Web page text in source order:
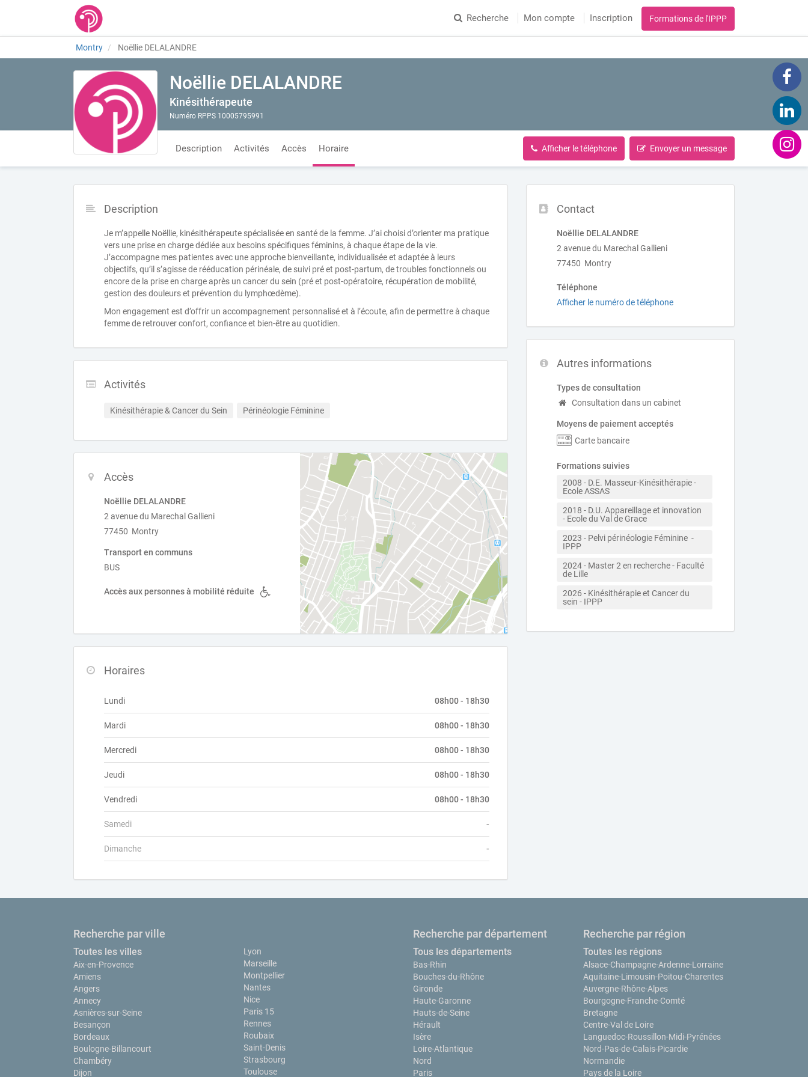
Recherche Mon compte Inscription Formations de l'IPPP
Montry Noëllie DELALANDRE
Noëllie DELALANDRE
Kinésithérapeute
Numéro RPPS 10005795991
Description Activités Accès Horaire Afficher le téléphone Envoyer un message
Contact
Noëllie DELALANDRE
2 avenue du Marechal Gallieni
77450 Montry
Téléphone
Afficher le numéro de téléphone
Autres informations
Types de consultation
Consultation dans un cabinet
Moyens de paiement acceptés
Carte bancaire
Formations suivies
2008 - D.E. Masseur-Kinésithérapie -
Ecole ASSAS
2018 - D.U. Appareillage et innovation
- Ecole du Val de Grace
2023 - Pelvi périnéologie Féminine  -
IPPP
2024 - Master 2 en recherche - Faculté
de Lille
2026 - Kinésithérapie et Cancer du
sein - IPPP
Description
Je m’appelle Noëllie, kinésithérapeute spécialisée en santé de la femme. J’ai choisi d’orienter ma pratique
vers une prise en charge dédiée aux besoins spécifiques féminins, à chaque étape de la vie.
J’accompagne mes patientes avec une approche bienveillante, individualisée et adaptée à leurs
objectifs, qu’il s’agisse de rééducation périnéale, de suivi pré et post-partum, de troubles fonctionnels ou
encore de la prise en charge après un cancer du sein (pré et post-opératoire, récupération de mobilité,
gestion des douleurs et prévention du lymphœdème).
Mon engagement est d’offrir un accompagnement personnalisé et à l’écoute, afin de permettre à chaque
femme de retrouver confort, confiance et bien-être au quotidien.
Activités
Kinésithérapie & Cancer du Sein Périnéologie Féminine
Accès
Noëllie DELALANDRE
2 avenue du Marechal Gallieni
77450 Montry
Transport en communs
BUS
Accès aux personnes à mobilité réduite
Horaires
Lundi 08h00 - 18h30
Mardi 08h00 - 18h30
Mercredi 08h00 - 18h30
Jeudi 08h00 - 18h30
Vendredi 08h00 - 18h30
Samedi -
Dimanche -
Recherche par ville
Toutes les villes
Aix-en-Provence
Amiens
Angers
Annecy
Asnières-sur-Seine
Besançon
Bordeaux
Boulogne-Billancourt
Chambéry
Dijon
Lyon
Marseille
Montpellier
Nantes
Nice
Paris 15
Rennes
Roubaix
Saint-Denis
Strasbourg
Toulouse
Recherche par département
Tous les départements
Bas-Rhin
Bouches-du-Rhône
Gironde
Haute-Garonne
Hauts-de-Seine
Hérault
Isère
Loire-Atlantique
Nord
Paris
Recherche par région
Toutes les régions
Alsace-Champagne-Ardenne-Lorraine
Aquitaine-Limousin-Poitou-Charentes
Auvergne-Rhône-Alpes
Bourgogne-Franche-Comté
Bretagne
Centre-Val de Loire
Languedoc-Roussillon-Midi-Pyrénées
Nord-Pas-de-Calais-Picardie
Normandie
Pays de la Loire